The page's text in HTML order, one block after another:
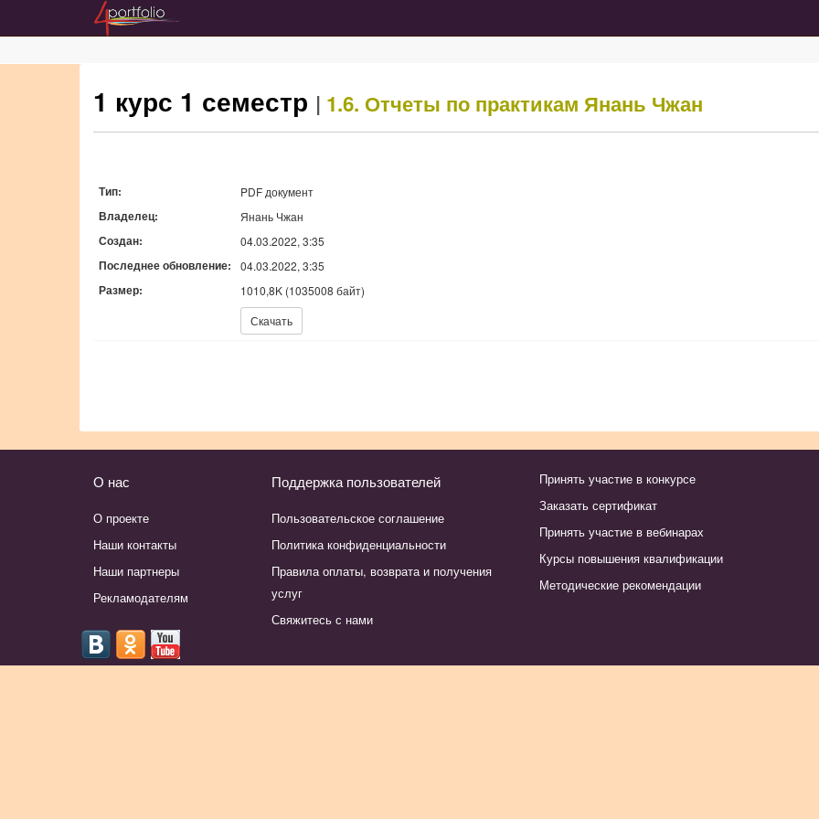
1 курс 1 семестр | 1.6. Отчеты по практикам Янань Чжан
Тип: PDF документ
Владелец: Янань Чжан
Создан: 04.03.2022, 3:35
Последнее обновление: 04.03.2022, 3:35
Размер: 1010,8K (1035008 байт)
Скачать
О нас
О проекте
Наши контакты
Наши партнеры
Рекламодателям
Поддержка пользователей
Пользовательское соглашение
Политика конфиденциальности
Правила оплаты, возврата и получения
услуг
Свяжитесь с нами
Принять участие в конкурсе
Заказать сертификат
Принять участие в вебинарах
Курсы повышения квалификации
Методические рекомендации